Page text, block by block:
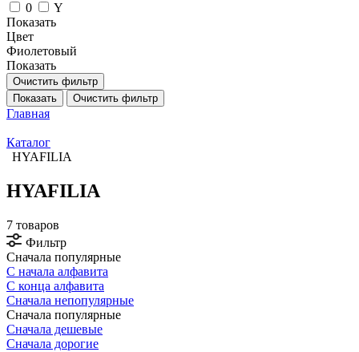
0
Y
Показать
Цвет
Фиолетовый
Показать
Очистить фильтр
Показать
Очистить фильтр
Главная
Каталог
HYAFILIA
HYAFILIA
7 товаров
Фильтр
Сначала популярные
С начала алфавита
С конца алфавита
Сначала непопулярные
Сначала популярные
Сначала дешевые
Сначала дорогие